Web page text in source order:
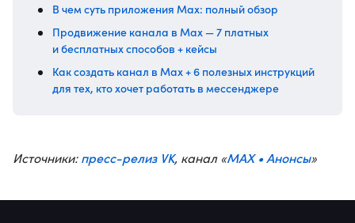
В чем суть приложения Max: полный обзор
Продвижение канала в Max — 7 платных
и бесплатных способов + кейсы
Как создать канал в Max + 6 полезных инструкций
для тех, кто хочет работать в мессенджере
Источники:пресс-релиз VK, канал «MAX • Анонсы»